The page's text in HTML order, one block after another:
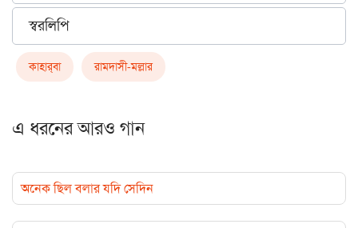
স্বরলিপি
কাহার্‌বা রামদাসী-মল্লার
এ ধরনের আরও গান
অনেক ছিল বলার যদি সেদিন